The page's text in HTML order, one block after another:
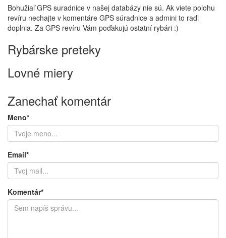
Bohužiaľ GPS suradnice v našej databázy nie sú. Ak viete polohu
revíru nechajte v komentáre GPS súradnice a admini to radi
doplnia. Za GPS revíru Vám poďakujú ostatní rybári :)
Rybárske preteky
Lovné miery
Zanechať komentár
Meno*
Email*
Komentár*